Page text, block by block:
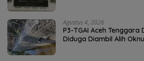
Agustus 4, 2026
P3-TGAI Aceh Tenggara
Diduga Diambil Alih